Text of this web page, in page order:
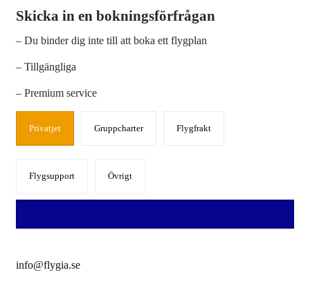
Skicka in en bokningsförfrågan
– Du binder dig inte till att boka ett flygplan
– Tillgängliga
– Premium service
Privatjet Gruppcharter Flygfrakt
Flygsupport Övrigt
info@flygia.se